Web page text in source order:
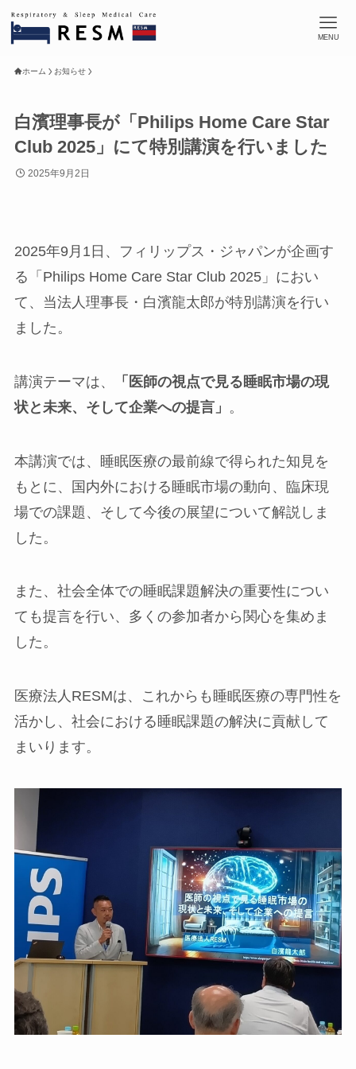
MENU
ホーム お知らせ
白濱理事長が「Philips Home Care Star
Club 2025」にて特別講演を行いました
2025年9月2日
2025年9月1日、フィリップス・ジャパンが企画す
る「Philips Home Care Star Club 2025」におい
て、当法人理事長・白濱龍太郎が特別講演を行い
ました。
講演テーマは、
「医師の視点で見る睡眠市場の現
状と未来、そして企業への提言」 。
本講演では、睡眠医療の最前線で得られた知見を
もとに、国内外における睡眠市場の動向、臨床現
場での課題、そして今後の展望について解説しま
した。
また、社会全体での睡眠課題解決の重要性につい
ても提言を行い、多くの参加者から関心を集めま
した。
医療法人RESMは、これからも睡眠医療の専門性を
活かし、社会における睡眠課題の解決に貢献して
まいります。